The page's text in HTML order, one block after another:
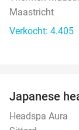
Maastricht
Verkocht: 4.405
Japanese
Headspa Aura